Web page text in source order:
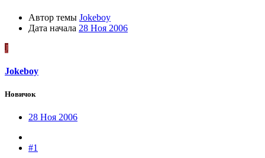
Автор темы Jokeboy
Дата начала 28 Ноя 2006
J
Jokeboy
Новичок
28 Ноя 2006
#1